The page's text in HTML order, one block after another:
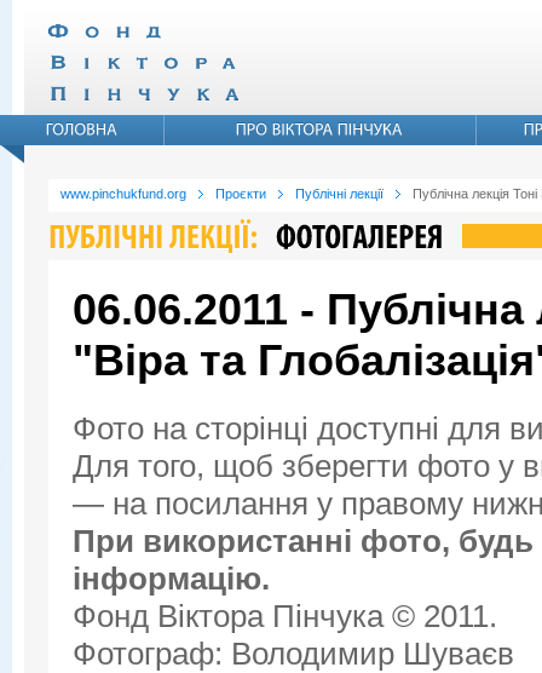
www.pinchukfund.org Проєкти Публічні лекції Публічна лекція
06.06.2011 -
"Віра та
Фото на сторінці доступні для
Для того, щоб зберегти фото у
— на посилання у правому
При використанні фото, будь
інформацію.
Фонд Віктора Пінчука © 2011.
Фотограф: Володимир Шуваєв